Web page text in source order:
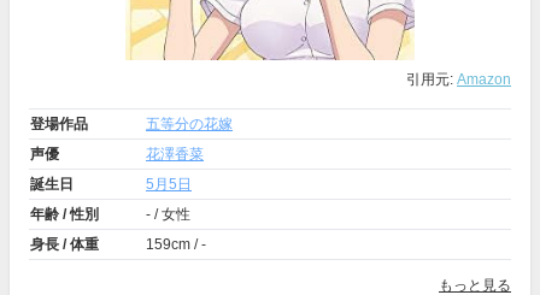
引用元: Amazon
登場作品
五等分の花嫁
声優
花澤香菜
誕生日
5月5日
年齢 / 性別
- / 女性
身長 / 体重
159cm / -
もっと見る